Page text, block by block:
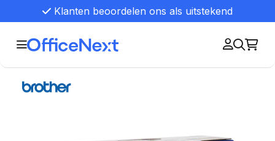
Klanten beoordelen ons als uitstekend